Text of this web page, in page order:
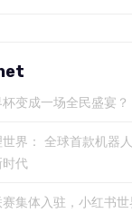
变成一场全民盛宴？
界： 全球首款机器
代
集体入驻，小红书